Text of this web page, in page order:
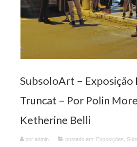
SubsoloArt – Exposição
Truncat – Por Polin
Ketherine Belli
por admin | postado em: Exposições